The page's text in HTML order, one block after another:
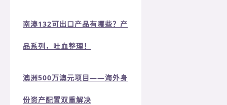
南澳132可出口产品有哪些？产
品系列，吐血整理！
澳洲500万澳元项目——海外身
份资产配置双重解决